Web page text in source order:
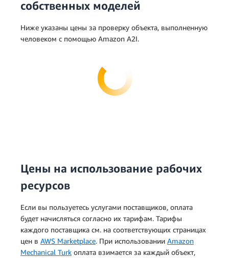
собственных моделей
Ниже указаны цены за проверку объекта, выполненную
человеком с помощью Amazon A2I.
Цены на использование рабочих
ресурсов
Если вы пользуетесь услугами поставщиков, оплата
будет начисляться согласно их тарифам. Тарифы
каждого поставщика см. на соответствующих страницах
цен в AWS Marketplace. При использовании Amazon
Mechanical Turk оплата взимается за каждый объект,